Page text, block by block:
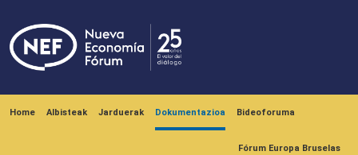
Home Albisteak Jarduerak Dokumentazioa Bideoforuma
Fórum Europa Bruselas